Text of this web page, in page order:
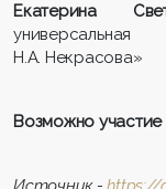
Екатерина
Н.А. Некрасова»
Возможно участие